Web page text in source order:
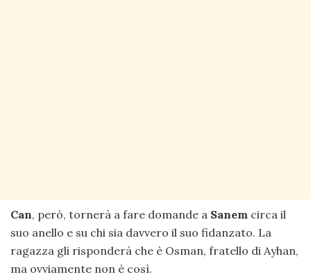
Can, però, tornerà a fare domande a Sanem circa il
suo anello e su chi sia davvero il suo fidanzato. La
ragazza gli risponderà che è Osman, fratello di Ayhan,
ma ovviamente non è così.